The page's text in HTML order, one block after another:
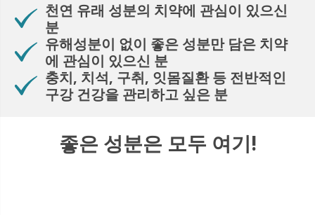
천연 유래 성분의 치약에 관심이 있으신
분
유해성분이 없이 좋은 성분만 담은 치약
에 관심이 있으신 분
충치, 치석, 구취, 잇몸질환 등 전반적인
구강 건강을 관리하고 싶은 분
좋은 성분은 모두 여기!